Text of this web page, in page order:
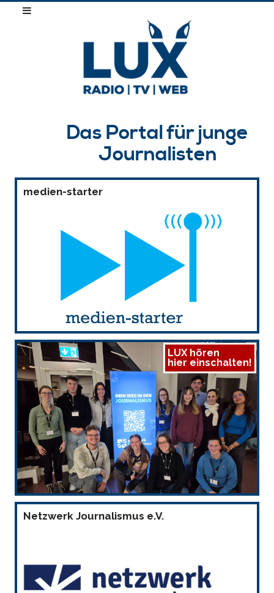
Das Portal für junge
Journalisten
medien-starter
LUX hören
hier einschalten!
Netzwerk Journalismus e.V.